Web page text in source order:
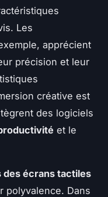
Les
apprécient
précision et leur
créative est
des logiciels
et le
des écrans tactiles
polyvalence. Dans